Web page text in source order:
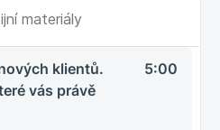
materiály
trhu
klientů.
vás právě
5:00